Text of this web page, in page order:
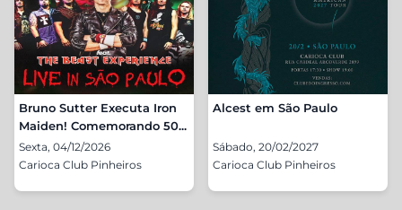
Bruno Sutter Executa Iron
Maiden! Comemorando 50...
Sexta, 04/12/2026
Carioca Club Pinheiros
Alcest em São Paulo
Sábado, 20/02/2027
Carioca Club Pinheiros